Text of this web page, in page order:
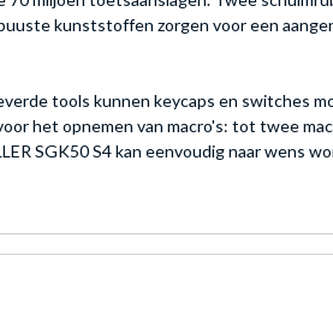
kunststoffen zorgen voor een
tools kunnen keycaps en switches
het opnemen van macro's: tot twee
SGK50 S4 kan eenvoudig naar wens